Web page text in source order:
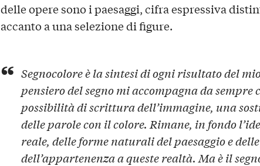
delle opere sono i paesaggi, cifra espressiva
accanto a una selezione di figure.
Segnocolore è la sintesi di ogni risultato del
pensiero del segno mi accompagna da sempre
possibilità di scrittura dell’immagine, una
delle parole con il colore. Rimane, in fondo
reale, delle forme naturali del paesaggio e
dell’appartenenza a queste realtà. Ma è il